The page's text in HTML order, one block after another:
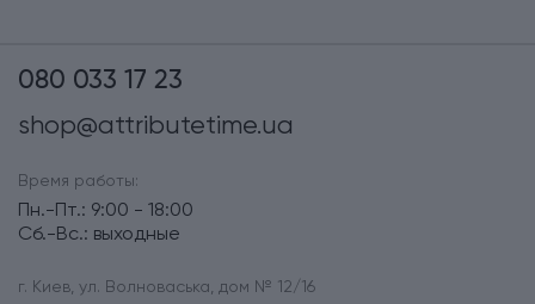
080 033 17 23
shop@attributetime.ua
Время работы:
Пн.-Пт.: 9:00 - 18:00
Сб.-Вс.: выходные
г. Киев, ул. Волноваська, дом № 12/16